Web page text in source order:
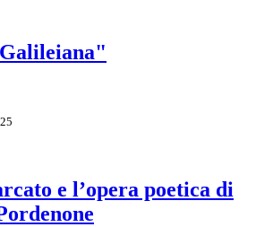
e l’opera poetica di